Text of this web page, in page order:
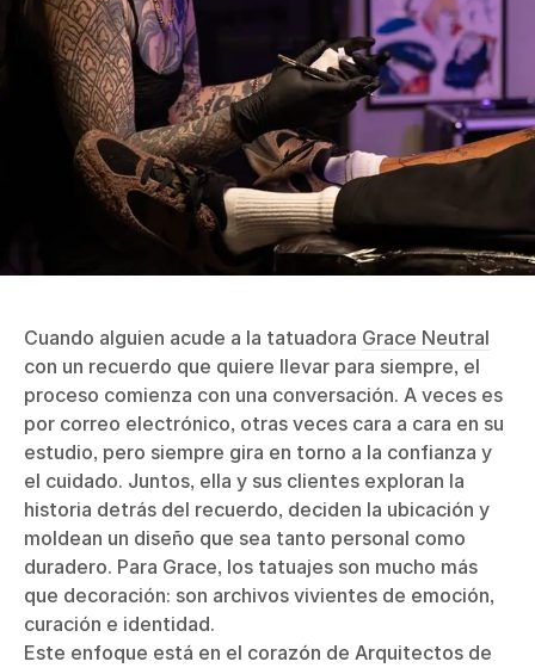
Cuando alguien acude a la tatuadora Grace Neutral
con un recuerdo que quiere llevar para siempre, el
proceso comienza con una conversación. A veces es
por correo electrónico, otras veces cara a cara en su
estudio, pero siempre gira en torno a la confianza y
el cuidado. Juntos, ella y sus clientes exploran la
historia detrás del recuerdo, deciden la ubicación y
moldean un diseño que sea tanto personal como
duradero. Para Grace, los tatuajes son mucho más
que decoración: son archivos vivientes de emoción,
curación e identidad.
Este enfoque está en el corazón de Arquitectos de